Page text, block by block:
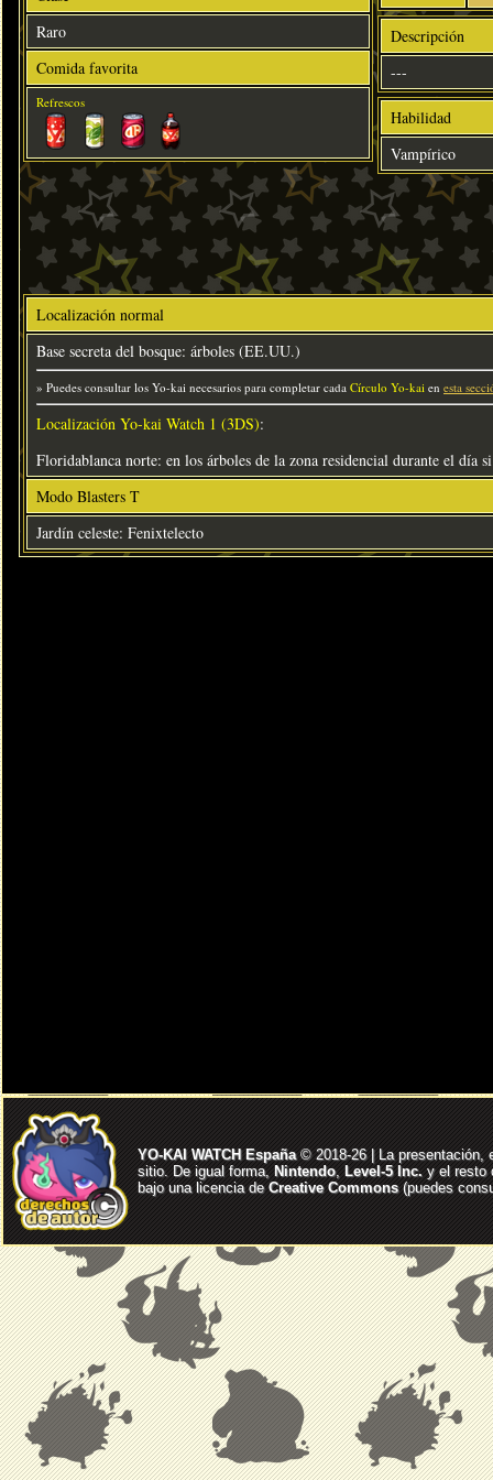
Raro
Comida favorita
Refrescos
Descripción
---
Habilidad
Vampírico
Localización normal
Base secreta del bosque: árboles (EE.UU.)
» Puedes consultar los Yo-kai necesarios para completar cada Círculo Yo-kai en esta
Localización Yo-kai Watch 1 (3DS):
Floridablanca norte: en los árboles de la zona residencial durante el día
Modo Blasters T
Jardín celeste: Fenixtelecto
YO-KAI WATCH España© 2018-26 | La presentación,
sitio. De igual forma, Nintendo, Level-5 Inc. y el resto
bajo una licencia deCreative Commons(puedes